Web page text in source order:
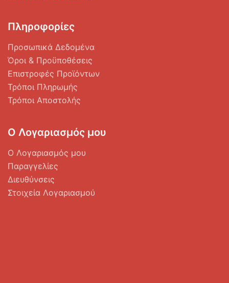
Πληροφορίες
Προσωπικά Δεδομένα
Όροι & Προϋποθέσεις
Επιστροφές Προϊόντων
Τρόποι Πληρωμής
Τρόποι Αποστολής
Ο Λογαριασμός μου
Ο Λογαριασμός μου
Παραγγελίες
Διευθύνσεις
Στοιχεία Λογαριασμού